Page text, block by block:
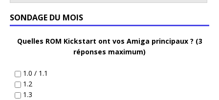
SONDAGE DU MOIS
Quelles ROM Kickstart ont vos Amiga principaux ? (3
réponses maximum)
1.0 / 1.1
1.2
1.3